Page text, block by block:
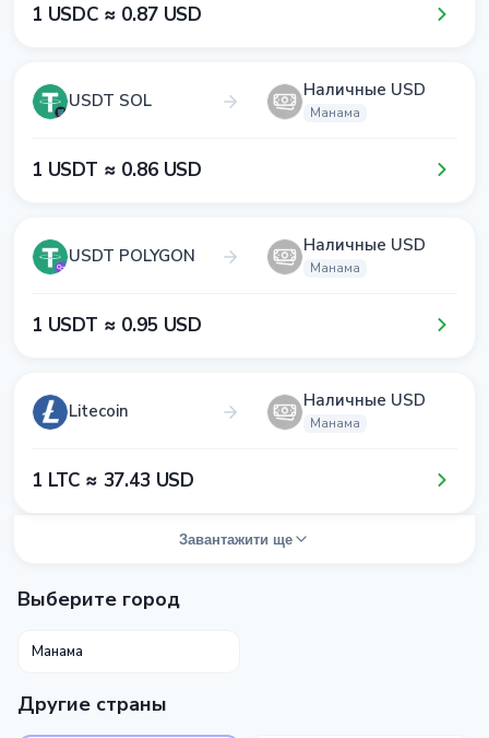
1​ USDC ≈ 0​.8​7​ USD
USDT SOL Наличные USD
Манама
1​ USDT ≈ 0​.8​6​ USD
USDT POLYGON Наличные USD
Манама
1​ USDT ≈ 0​.9​5​ USD
Litecoin Наличные USD
Манама
1​ LTC ≈ 3​7​.4​3​ USD
Завантажити ще
Выберите город
Манама
Другие страны